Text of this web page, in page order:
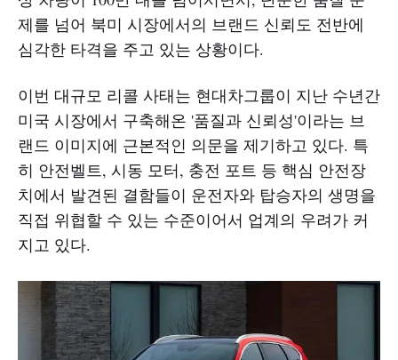
제를 넘어 북미 시장에서의 브랜드 신뢰도 전반에
심각한 타격을 주고 있는 상황이다.
이번 대규모 리콜 사태는 현대차그룹이 지난 수년간
미국 시장에서 구축해온 '품질과 신뢰성'이라는 브
랜드 이미지에 근본적인 의문을 제기하고 있다. 특
히 안전벨트, 시동 모터, 충전 포트 등 핵심 안전장
치에서 발견된 결함들이 운전자와 탑승자의 생명을
직접 위협할 수 있는 수준이어서 업계의 우려가 커
지고 있다.